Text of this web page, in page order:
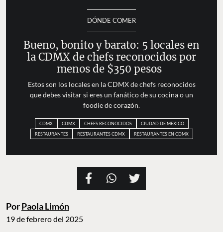
DÓNDE COMER
Bueno, bonito y barato: 5 locales en
la CDMX de chefs reconocidos por
menos de $350 pesos
Estos son los locales en la CDMX de chefs reconocidos
que debes visitar si eres un fanático de su cocina o un
foodie de corazón.
CDMX CDMX CHEFS RECONOCIDOS
CIUDAD DE MEXICO
RESTAURANTES
RESTAURANTES CDMX RESTAURANTES EN CDMX
PorPaola Limón
19 de febrero del 2025